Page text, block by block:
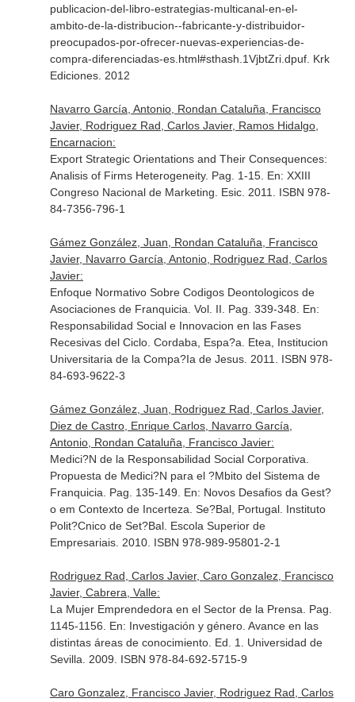
publicacion-del-libro-estrategias-multicanal-en-el-
ambito-de-la-distribucion--fabricante-y-distribuidor-
preocupados-por-ofrecer-nuevas-experiencias-de-
compra-diferenciadas-es.html#sthash.1VjbtZri.dpuf. Krk
Ediciones. 2012
Navarro García, Antonio, Rondan Cataluña, Francisco
Javier, Rodriguez Rad, Carlos Javier, Ramos Hidalgo,
Encarnacion:
Export Strategic Orientations and Their Consequences:
Analisis of Firms Heterogeneity. Pag. 1-15. En: XXIII
Congreso Nacional de Marketing . Esic. 2011. ISBN 978-
84-7356-796-1
Gámez González, Juan, Rondan Cataluña, Francisco
Javier, Navarro García, Antonio, Rodriguez Rad, Carlos
Javier:
Enfoque Normativo Sobre Codigos Deontologicos de
Asociaciones de Franquicia. Vol. II. Pag. 339-348. En:
Responsabilidad Social e Innovacion en las Fases
Recesivas del Ciclo. Cordaba, Espa?a. Etea, Institucion
Universitaria de la Compa?Ia de Jesus. 2011. ISBN 978-
84-693-9622-3
Gámez González, Juan, Rodriguez Rad, Carlos Javier,
Diez de Castro, Enrique Carlos, Navarro García,
Antonio, Rondan Cataluña, Francisco Javier:
Medici?N de la Responsabilidad Social Corporativa.
Propuesta de Medici?N para el ?Mbito del Sistema de
Franquicia. Pag. 135-149. En: Novos Desafios da Gest?
o em Contexto de Incerteza . Se?Bal, Portugal. Instituto
Polit?Cnico de Set?Bal. Escola Superior de
Empresariais. 2010. ISBN 978-989-95801-2-1
Rodriguez Rad, Carlos Javier, Caro Gonzalez, Francisco
Javier, Cabrera, Valle:
La Mujer Emprendedora en el Sector de la Prensa. Pag.
1145-1156. En: Investigación y género. Avance en las
distintas áreas de conocimiento. Ed. 1. Universidad de
Sevilla. 2009. ISBN 978-84-692-5715-9
Caro Gonzalez, Francisco Javier, Rodriguez Rad, Carlos